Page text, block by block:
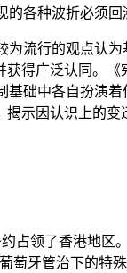
各种波折必须回
流行的观点认
得广泛认同。
础中各自扮演
示因认识上的
领了香港地区
萄牙管治下的特